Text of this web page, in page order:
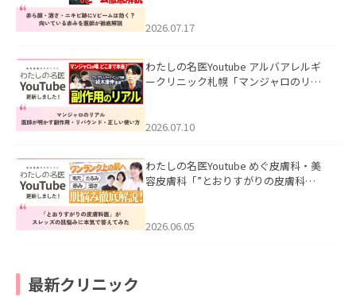
した。
2026.07.17
わたしの名医Youtube アルバアレルギ
ークリニック札幌「マンジャロのリア
た。
2026.07.10
わたしの名医Youtube めぐ皮膚科・美
容皮膚科「”とおりすがりの皮膚科
2026.06.05
最新クリニック